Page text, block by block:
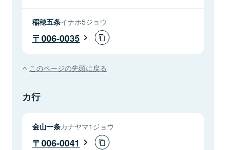
稲穂五条イナホ5ジョウ
006-0035
このページの先頭に戻る
カ行
金山一条カナヤマ1ジョウ
006-0041